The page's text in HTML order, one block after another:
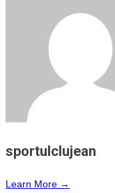
sportulclujean
Learn More →